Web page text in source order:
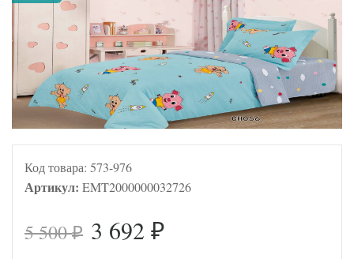
Код товара: 573-976
Артикул: EMT2000000032726
5 500₽ 3 692 ₽